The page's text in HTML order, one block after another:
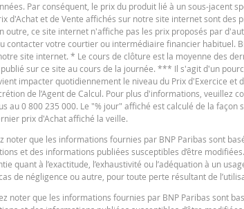
PDF
(FR) PDF
Par conséquent, le prix du produit lié à un sous-
d'Achat et de Vente affichés sur notre site internet sont des
outre, ce site internet n'affiche pas les prix proposés par
contacter votre courtier ou intermédiaire financier habituel.
site internet. * Le cours de clôture est la moyenne des
sur ce site au cours de la journée. *** Il s'agit d'un
impacter quotidiennement le niveau du Prix d'Exercice et
de l’Agent de Calcul. Pour plus d'informations, veuillez
au 0 800 235 000. Le "% jour" affiché est calculé de la
prix d'Achat affiché la veille.
noter que les informations fournies par BNP Paribas sont
et des informations publiées susceptibles d’être
quant à l’exactitude, l’exhaustivité ou l’adéquation à un
de négligence ou autre, pour toute perte résultant de
noter que les informations fournies par BNP Paribas sont